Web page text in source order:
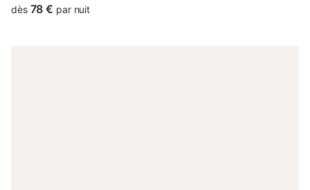
dès 78 € par nuit